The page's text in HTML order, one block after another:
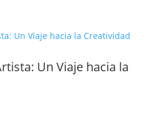
Un Viaje hacia la